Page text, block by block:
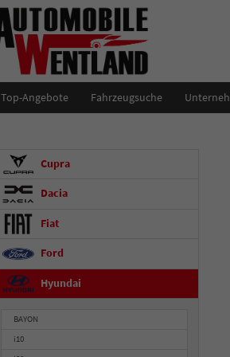
Top-Angebote Fahrzeugsuche
Cupra
Dacia
Fiat
Ford
Hyundai
BAYON
i10